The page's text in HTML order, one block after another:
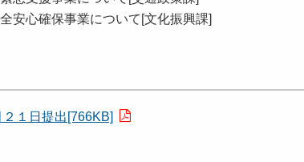
安心確保事業について[文化振興課]
１日提出[766KB]